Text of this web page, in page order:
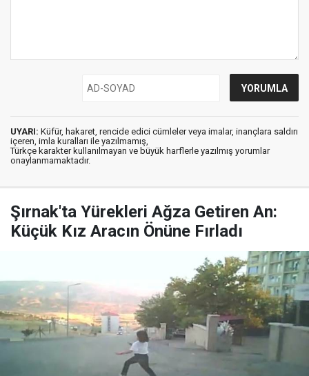
UYARI: Küfür, hakaret, rencide edici cümleler veya imalar, inançlara saldırı
içeren, imla kuralları ile yazılmamış,
Türkçe karakter kullanılmayan ve büyük harflerle yazılmış yorumlar
onaylanmamaktadır.
Şırnak'ta Yürekleri Ağza Getiren An:
Küçük Kız Aracın Önüne Fırladı